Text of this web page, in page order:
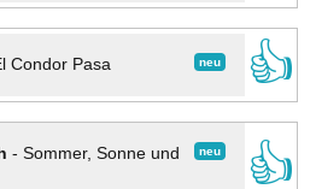
neu
Condor Pasa
👍
neu
- Sommer, Sonne und
👍